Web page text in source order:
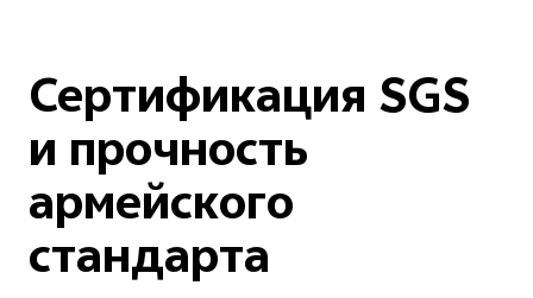
Сертификация SGS
и прочность
армейского
стандарта